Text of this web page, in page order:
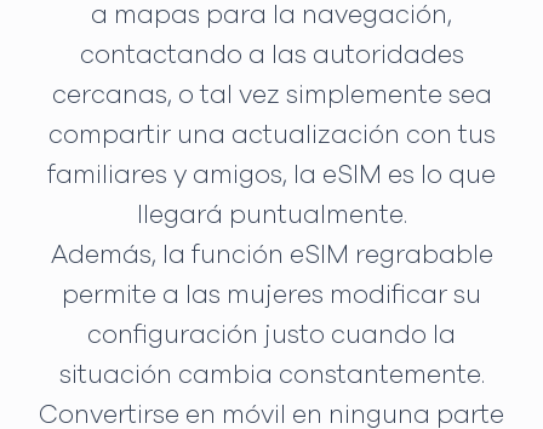
a mapas para la navegación,
contactando a las autoridades
cercanas, o tal vez simplemente sea
compartir una actualización con tus
familiares y amigos, la eSIM es lo que
llegará puntualmente.
Además, la función eSIM regrabable
permite a las mujeres modificar su
configuración justo cuando la
situación cambia constantemente.
Convertirse en móvil en ninguna parte